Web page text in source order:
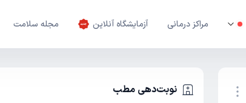
مراکز درمانی آزمایشگاه آنلاین مجله سلامت
نوبت‌دهی مطب